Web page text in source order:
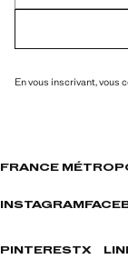
En vous inscrivant, vous
FRANCE
INSTAGRAM
PINTERESTX